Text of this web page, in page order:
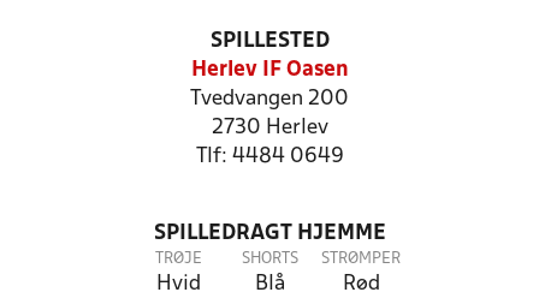
SPILLESTED
Herlev IF Oasen
Tvedvangen 200
2730 Herlev
Tlf: 4484 0649
SPILLEDRAGT HJEMME
TRØJE
Hvid
SHORTS
Blå
STRØMPER
Rød